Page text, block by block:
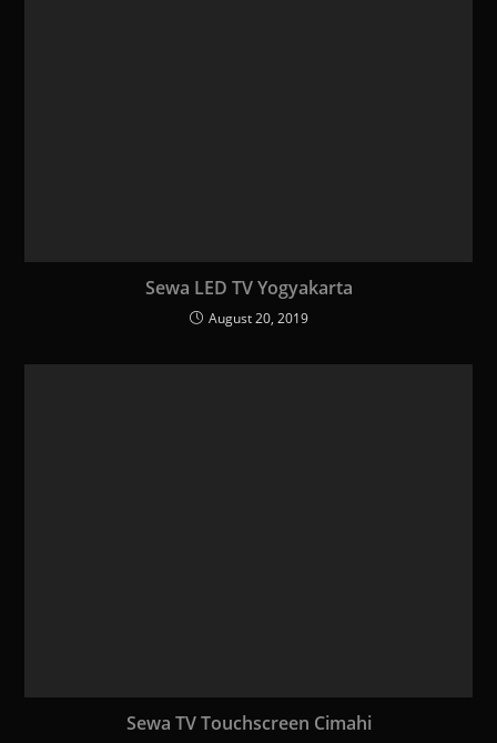
Sewa LED TV Yogyakarta
August 20, 2019
Sewa TV Touchscreen Cimahi